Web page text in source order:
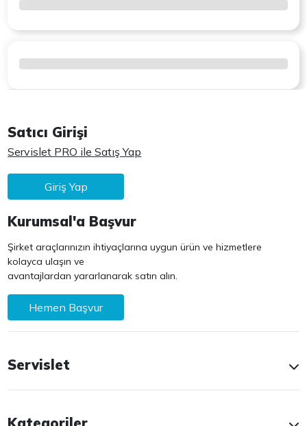
Satıcı Girişi
Servislet PRO ile Satış Yap
Giriş Yap
Kurumsal'a Başvur
Şirket araçlarınızın ihtiyaçlarına uygun ürün ve hizmetlere
kolayca ulaşın ve
avantajlardan yararlanarak satın alın.
Hemen Başvur
Servislet